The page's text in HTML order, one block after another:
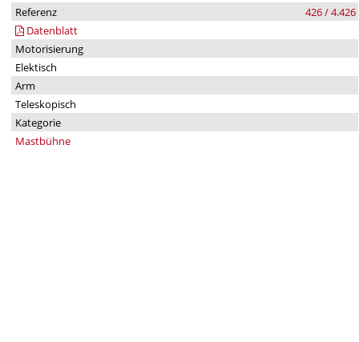
Referenz
426 / 4.426
Datenblatt
Motorisierung
Elektisch
Arm
Teleskopisch
Kategorie
Mastbühne